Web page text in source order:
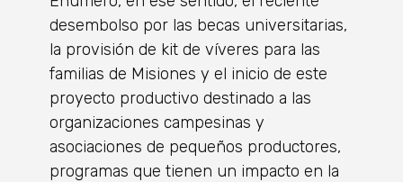
desembolso por las becas universitarias,
la provisión de kit de víveres para las
familias de Misiones y el inicio de este
proyecto productivo destinado a las
organizaciones campesinas y
asociaciones de pequeños productores,
programas que tienen un impacto en la